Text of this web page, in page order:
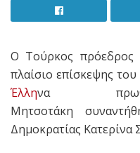
Ο Τούρκος πρόεδρος
πλαίσιο επίσκεψης
Έλληνα
Μητσοτάκη
Δημοκρατίας Κατερίνα